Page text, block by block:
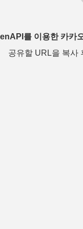
를 이용한 카카
공유할 URL을 복사